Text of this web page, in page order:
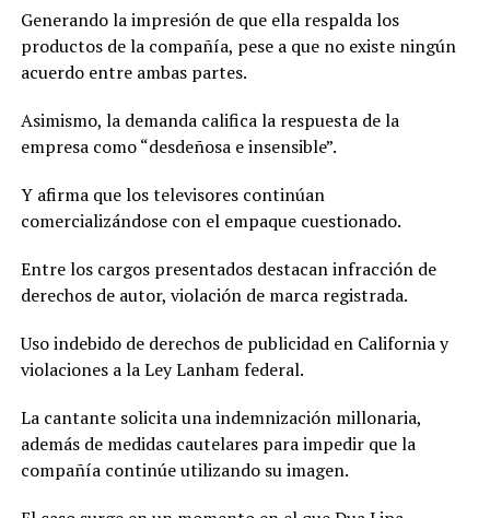
Generando la impresión de que ella respalda los
productos de la compañía, pese a que no existe ningún
acuerdo entre ambas partes.
Asimismo, la demanda califica la respuesta de la
empresa como “desdeñosa e insensible”.
Y afirma que los televisores continúan
comercializándose con el empaque cuestionado.
Entre los cargos presentados destacan infracción de
derechos de autor, violación de marca registrada.
Uso indebido de derechos de publicidad en California y
violaciones a la Ley Lanham federal.
La cantante solicita una indemnización millonaria,
además de medidas cautelares para impedir que la
compañía continúe utilizando su imagen.